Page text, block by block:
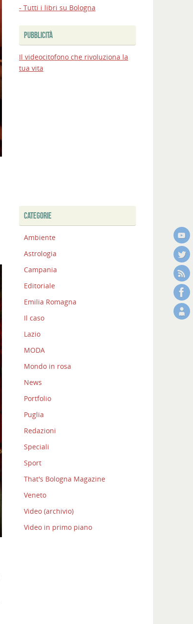
- Tutti i libri su Bologna
PUBBLICITÀ
Il videocitofono che rivoluziona la
tua vita
CATEGORIE
Ambiente
Astrologia
Campania
Editoriale
Emilia Romagna
Il caso
Lazio
MODA
Mondo in rosa
News
Portfolio
Puglia
Redazioni
Speciali
Sport
That's Bologna Magazine
Veneto
Video (archivio)
Video in primo piano